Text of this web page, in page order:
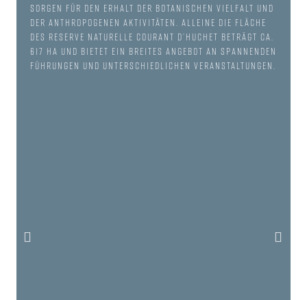
sorgen für den Erhalt der botanischen Vielfalt und
der anthropogenen Aktivitäten. Alleine die Fläche
des Reserve Naturelle Courant d’Huchet beträgt ca.
617 ha und bietet ein breites Angebot an spannenden
Führungen und unterschiedlichen Veranstaltungen.